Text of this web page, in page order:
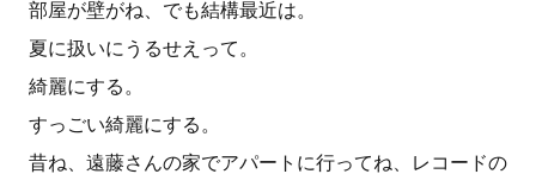
部屋が壁がね、でも結構最近は。
夏に扱いにうるせえって。
綺麗にする。
すっごい綺麗にする。
昔ね、遠藤さんの家でアパートに行ってね、レコードの